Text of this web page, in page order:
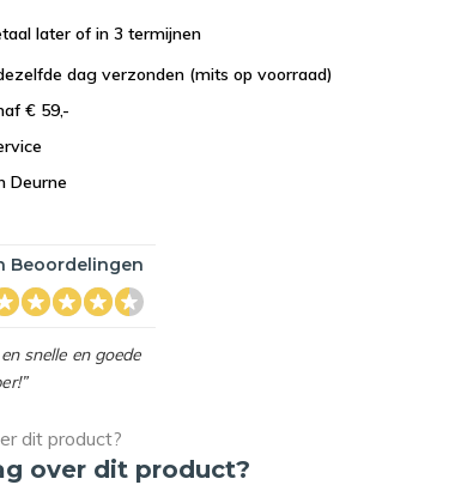
later of in 3 termijnen
dag verzonden (mits op voorraad)
€ 59,-
Deurne
Beoordelingen
snelle en goede
over dit product?